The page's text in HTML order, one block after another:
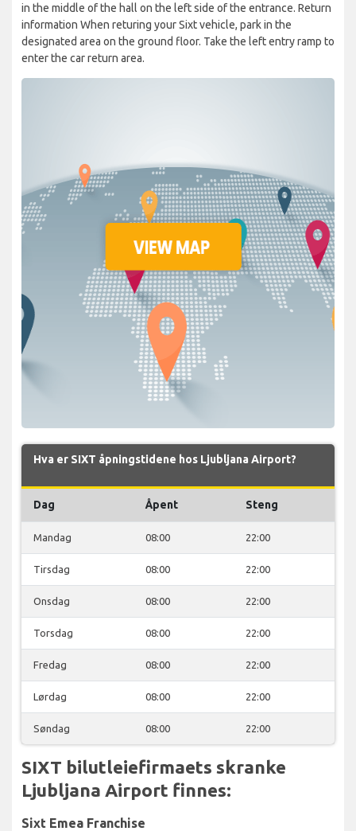
in the middle of the hall on the left side of the entrance. Return
information When returing your Sixt vehicle, park in the
designated area on the ground floor. Take the left entry ramp to
enter the car return area.
Hva er SIXT åpningstidene hos Ljubljana Airport?
Dag Åpent Steng
Mandag 08:00 22:00
Tirsdag 08:00 22:00
Onsdag 08:00 22:00
Torsdag 08:00 22:00
Fredag 08:00 22:00
Lørdag 08:00 22:00
Søndag 08:00 22:00
SIXT bilutleiefirmaets skranke
Ljubljana Airport finnes:
Sixt Emea Franchise